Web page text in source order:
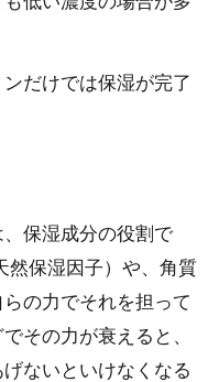
だけでは保湿が完了
、保湿成分の役割で
然保湿因子）や、角質
の力でそれを担って
その力が衰えると、
ないといけなくなる